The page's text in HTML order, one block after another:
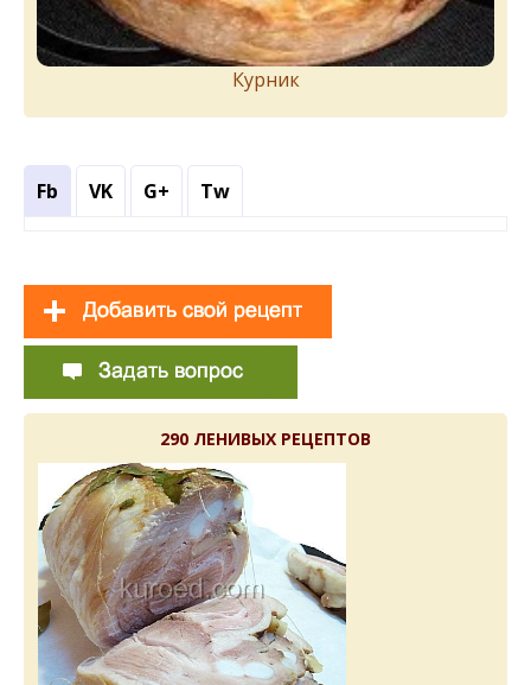
Курник
Fb VK G+ Tw
290 ЛЕНИВЫХ РЕЦЕПТОВ